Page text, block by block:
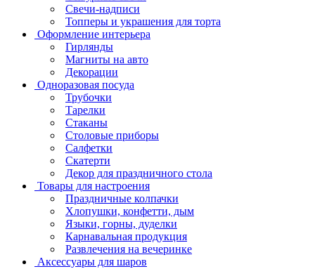
Свечи-надписи
Топперы и украшения для торта
Оформление интерьера
Гирлянды
Магниты на авто
Декорации
Одноразовая посуда
Трубочки
Тарелки
Стаканы
Столовые приборы
Салфетки
Скатерти
Декор для праздничного стола
Товары для настроения
Праздничные колпачки
Хлопушки, конфетти, дым
Языки, горны, дуделки
Карнавальная продукция
Развлечения на вечеринке
Аксессуары для шаров